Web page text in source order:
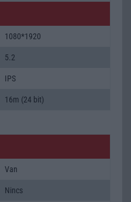
1080*1920
5.2
IPS
16m (24 bit)
Van
Nincs